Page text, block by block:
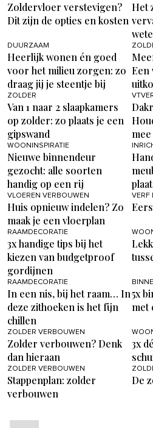
Zoldervloer verstevigen?
Dit zijn de opties en kosten
Het
DUURZAAM
Heerlijk wonen én goed
voor het milieu zorgen: zo
draag jij je steentje bij
Een
ZOLDER
Van 1 naar 2 slaapkamers
op zolder: zo plaats je een
gipswand
mee
WOONINSPIRATIE
Nieuwe binnendeur
gezocht: alle soorten
handig op een rij
VLOEREN VERBOUWEN
Huis opnieuw indelen? Zo
maak je een vloerplan
VERF
RAAMDECORATIE
3x handige tips bij het
kiezen van budgetproof
gordijnen
RAAMDECORATIE
In een nis, bij het raam… In
deze zithoeken is het fijn
chillen
5x
met
ZOLDER VERBOUWEN
Zolder verbouwen? Denk
dan hieraan
3x
ZOLDER VERBOUWEN
Stappenplan: zolder
verbouwen
De